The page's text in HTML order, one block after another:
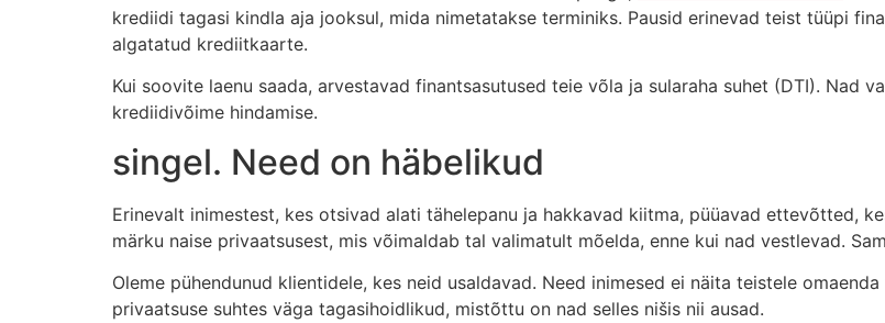
krediidi tagasi kindla aja jooksul, mida nimetatakse terminiks. Pausid erinevad teist tüüpi
algatatud krediitkaarte.
Kui soovite laenu saada, arvestavad finantsasutused teie võla ja sularaha suhet (DTI). Nad
krediidivõime hindamise.
singel. Need on häbelikud
Erinevalt inimestest, kes otsivad alati tähelepanu ja hakkavad kiitma, püüavad ettevõtted,
märku naise privaatsusest, mis võimaldab tal valimatult mõelda, enne kui nad vestlevad.
Oleme pühendunud klientidele, kes neid usaldavad. Need inimesed ei näita teistele
privaatsuse suhtes väga tagasihoidlikud, mistõttu on nad selles nišis nii ausad.